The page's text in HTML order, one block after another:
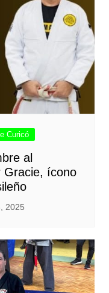
Curicó
al
Gracie, ícono
2025